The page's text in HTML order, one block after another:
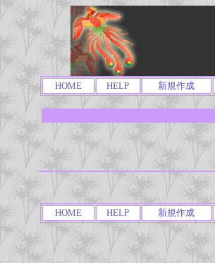
HOME HELP 新規作成
HOME HELP 新規作成